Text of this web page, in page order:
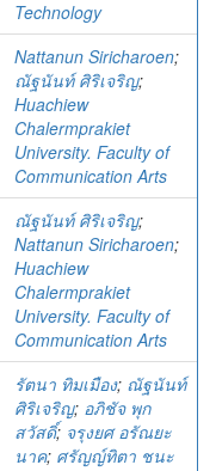
Technology
Nattanun Siricharoen;
ณัฐนันท์ ศิริเจริญ;
Huachiew
Chalermprakiet
University. Faculty of
Communication Arts
ณัฐนันท์ ศิริเจริญ;
Nattanun Siricharoen;
Huachiew
Chalermprakiet
University. Faculty of
Communication Arts
รัตนา ทิมเมือง; ณัฐนันท์
ศิริเจริญ; อภิชัจ พุก
สวัสดิ์; จรุงยศ อรัณยะ
นาค; ศรัญญ์ทิตา ชนะ